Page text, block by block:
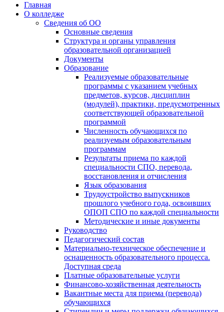
Главная
О колледже
Сведения об ОО
Основные сведения
Структура и органы управления
образовательной организацией
Документы
Образование
Реализуемые образовательные
программы с указанием учебных
предметов, курсов, дисциплин
(модулей), практики, предусмотренных
соответствующей образовательной
программой
Численность обучающихся по
реализуемым образовательным
программам
Результаты приема по каждой
специальности СПО, перевода,
восстановления и отчисления
Язык образования
Трудоустройство выпускников
прошлого учебного года, освоивших
ОПОП СПО по каждой специальности
Методические и иные документы
Руководство
Педагогический состав
Материально-техническое обеспечение и
оснащенность образовательного процесса.
Доступная среда
Платные образовательные услуги
Финансово-хозяйственная деятельность
Вакантные места для приема (перевода)
обучающихся